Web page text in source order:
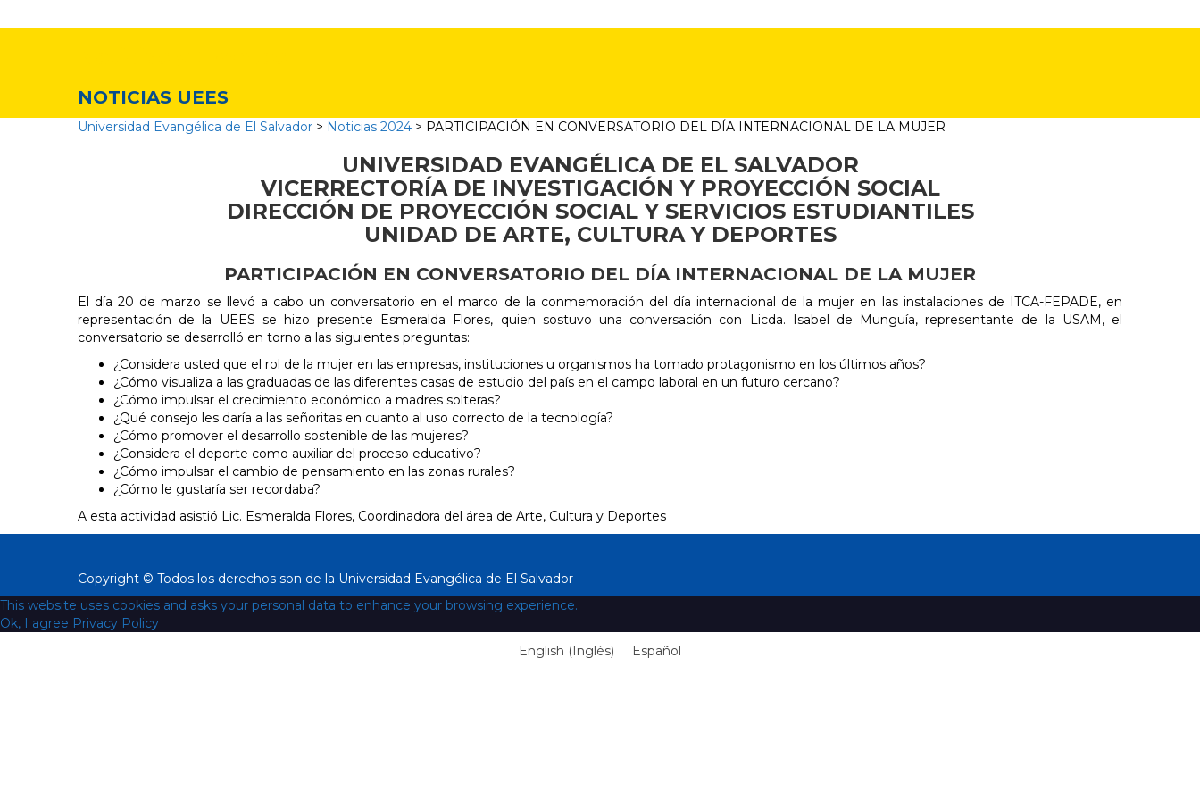
NOTICIAS UEES
Universidad Evangélica de El Salvador > Noticias 2024 > PARTICIPACIÓN EN CONVERSATORIO DEL DÍA INTERNACIONAL DE LA MUJER
UNIVERSIDAD EVANGÉLICA DE EL SALVADOR
VICERRECTORÍA DE INVESTIGACIÓN Y PROYECCIÓN SOCIAL
DIRECCIÓN DE PROYECCIÓN SOCIAL Y SERVICIOS ESTUDIANTILES
UNIDAD DE ARTE, CULTURA Y DEPORTES
PARTICIPACIÓN EN CONVERSATORIO DEL DÍA INTERNACIONAL DE LA MUJER
El día 20 de marzo se llevó a cabo un conversatorio en el marco de la conmemoración del día internacional de la mujer en las instalaciones de ITCA-FEPADE, en
representación de la UEES se hizo presente Esmeralda Flores, quien sostuvo una conversación con Licda. Isabel de Munguía, representante de la USAM, el
conversatorio se desarrolló en torno a las siguientes preguntas:
¿Considera usted que el rol de la mujer en las empresas, instituciones u organismos ha tomado protagonismo en los últimos años?
¿Cómo visualiza a las graduadas de las diferentes casas de estudio del país en el campo laboral en un futuro cercano?
¿Cómo impulsar el crecimiento económico a madres solteras?
¿Qué consejo les daría a las señoritas en cuanto al uso correcto de la tecnología?
¿Cómo promover el desarrollo sostenible de las mujeres?
¿Considera el deporte como auxiliar del proceso educativo?
¿Cómo impulsar el cambio de pensamiento en las zonas rurales?
¿Cómo le gustaría ser recordaba?
A esta actividad asistió Lic. Esmeralda Flores, Coordinadora del área de Arte, Cultura y Deportes
Copyright © Todos los derechos son de la Universidad Evangélica de El Salvador
This website uses cookies and asks your personal data to enhance your browsing experience.
Ok, I agree Privacy Policy
English ( Inglés) Español